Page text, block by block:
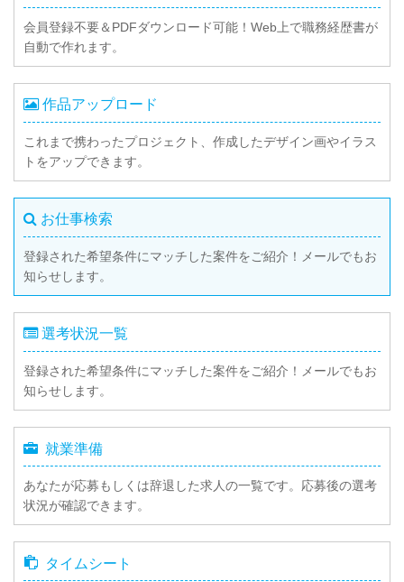
会員登録不要＆PDFダウンロード可能！Web上で職務経歴書が
自動で作れます。
作品アップロード
これまで携わったプロジェクト、作成したデザイン画やイラス
トをアップできます。
お仕事検索
登録された希望条件にマッチした案件をご紹介！メールでもお
知らせします。
選考状況一覧
登録された希望条件にマッチした案件をご紹介！メールでもお
知らせします。
就業準備
あなたが応募もしくは辞退した求人の一覧です。応募後の選考
状況が確認できます。
タイムシート